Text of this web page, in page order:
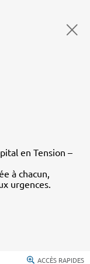
en Tension –
à chacun,
urgences.
ACCÈS RAPIDES